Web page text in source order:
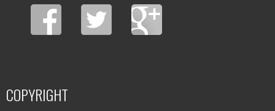
COPYRIGHT